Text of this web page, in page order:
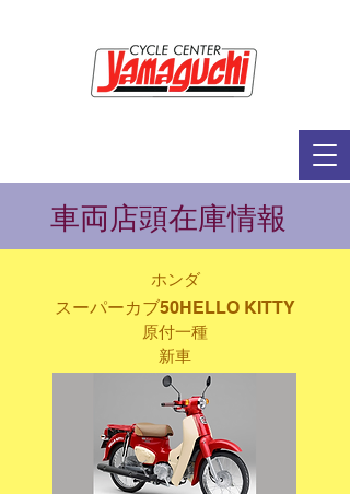
​車両店頭在庫情報
ホンダ
スーパーカブ50HELLO KITTY
原付一種
新車